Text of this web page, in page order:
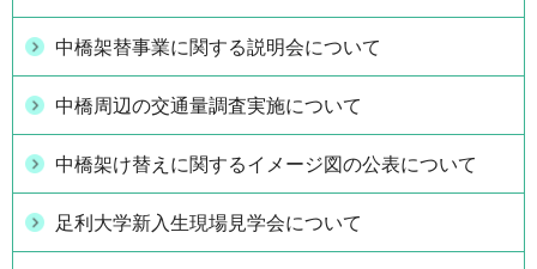
中橋架替事業に関する説明会について
中橋周辺の交通量調査実施について
中橋架け替えに関するイメージ図の公表について
足利大学新入生現場見学会について